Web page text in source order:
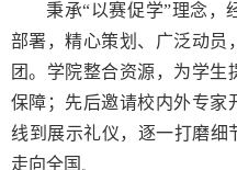
秉承“以赛促学”理念，
部署，精心策划、广泛动员
团。学院整合资源，为学生
保障；先后邀请校内外专家
线到展示礼仪，逐一打磨细
走向全国